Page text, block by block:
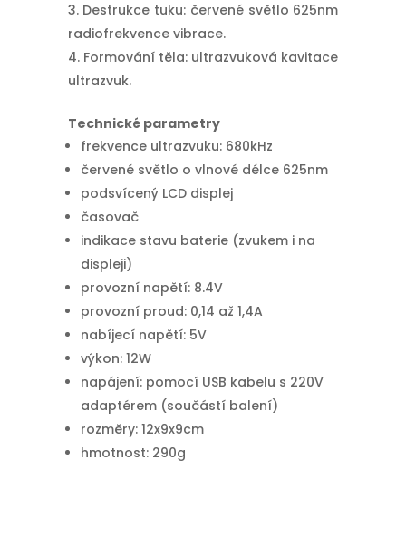
Destrukce tuku: červené světlo 625nm
radiofrekvence vibrace.
Formování těla: ultrazvuková kavitace
ultrazvuk.
Technické parametry
frekvence ultrazvuku: 680kHz
červené světlo o vlnové délce 625nm
podsvícený LCD displej
časovač
indikace stavu baterie (zvukem i na
displeji)
provozní napětí: 8.4V
provozní proud: 0,14 až 1,4A
nabíjecí napětí: 5V
výkon: 12W
napájení: pomocí USB kabelu s 220V
adaptérem (součástí balení)
rozměry: 12x9x9cm
hmotnost: 290g